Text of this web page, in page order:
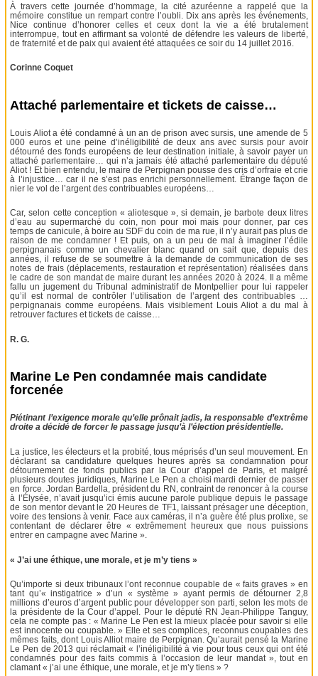
À travers cette journée d’hommage, la cité azuréenne a rappelé que la
mémoire constitue un rempart contre l’oubli. Dix ans après les événements,
Nice continue d’honorer celles et ceux dont la vie a été brutalement
interrompue, tout en affirmant sa volonté de défendre les valeurs de liberté,
de fraternité et de paix qui avaient été attaquées ce soir du 14 juillet 2016.
Corinne Coquet
Attaché parlementaire et tickets de caisse…
Louis Aliot a été condamné à un an de prison avec sursis, une amende de 5
000 euros et une peine d’inéligibilité de deux ans avec sursis pour avoir
détourné des fonds européens de leur destination initiale, à savoir payer un
attaché parlementaire… qui n’a jamais été attaché parlementaire du député
Aliot ! Et bien entendu, le maire de Perpignan pousse des cris d’orfraie et crie
à l’injustice… car il ne s’est pas enrichi personnellement. Étrange façon de
nier le vol de l’argent des contribuables européens…
Car, selon cette conception « aliotesque », si demain, je barbote deux litres
d’eau au supermarché du coin, non pour moi mais pour donner, par ces
temps de canicule, à boire au SDF du coin de ma rue, il n’y aurait pas plus de
raison de me condamner ! Et puis, on a un peu de mal à imaginer l’édile
perpignanais comme un chevalier blanc quand on sait que, depuis des
années, il refuse de se soumettre à la demande de communication de ses
notes de frais (déplacements, restauration et représentation) réalisées dans
le cadre de son mandat de maire durant les années 2020 à 2024. Il a même
fallu un jugement du Tribunal administratif de Montpellier pour lui rappeler
qu’il est normal de contrôler l’utilisation de l’argent des contribuables …
perpignanais comme européens. Mais visiblement Louis Aliot a du mal à
retrouver factures et tickets de caisse…
R. G.
Marine Le Pen condamnée mais candidate
forcenée
Piétinant l’exigence morale qu’elle prônait jadis, la responsable d’extrême
droite a décidé de forcer le passage jusqu’à l’élection présidentielle.
La justice, les électeurs et la probité, tous méprisés d’un seul mouvement. En
déclarant sa candidature quelques heures après sa condamnation pour
détournement de fonds publics par la Cour d’appel de Paris, et malgré
plusieurs doutes juridiques, Marine Le Pen a choisi mardi dernier de passer
en force. Jordan Bardella, président du RN, contraint de renoncer à la course
à l’Élysée, n’avait jusqu’ici émis aucune parole publique depuis le passage
de son mentor devant le 20 Heures de TF1, laissant présager une déception,
voire des tensions à venir. Face aux caméras, il n’a guère été plus prolixe, se
contentant de déclarer être « extrêmement heureux que nous puissions
entrer en campagne avec Marine ».
« J’ai une éthique, une morale, et je m’y tiens »
Qu’importe si deux tribunaux l’ont reconnue coupable de « faits graves » en
tant qu’« instigatrice » d’un « système » ayant permis de détourner 2,8
millions d’euros d’argent public pour développer son parti, selon les mots de
la présidente de la Cour d’appel. Pour le député RN Jean-Philippe Tanguy,
cela ne compte pas : « Marine Le Pen est la mieux placée pour savoir si elle
est innocente ou coupable. » Elle et ses complices, reconnus coupables des
mêmes faits, dont Louis Alliot maire de Perpignan. Qu’aurait pensé la Marine
Le Pen de 2013 qui réclamait « l’inéligibilité à vie pour tous ceux qui ont été
condamnés pour des faits commis à l’occasion de leur mandat », tout en
clamant « j’ai une éthique, une morale, et je m’y tiens » ?